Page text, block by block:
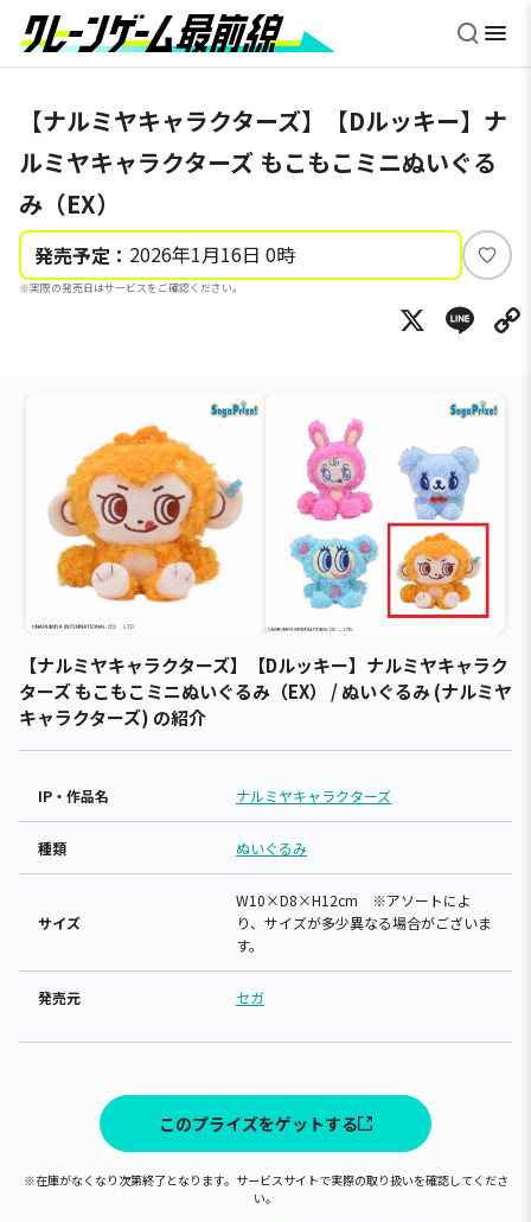
【ナルミヤキャラクターズ】【Dルッキー】ナ
ルミヤキャラクターズ もこもこミニぬいぐる
み（EX）
発売予定： 2026年1月16日 0時
※実際の発売日はサービスをご確認ください。
い
ね
X
【ナルミヤキャラクターズ】【Dルッキー】ナルミヤキャラク
ターズ もこもこミニぬいぐるみ（EX） / ぬいぐるみ (ナルミヤ
キャラクターズ) の紹介
IP・作品名 ナルミヤキャラクターズ
種類 ぬいぐるみ
サイズ
W10×D8×H12cm ※アソートによ
り、サイズが多少異なる場合がございま
す。
発売元 セガ
このプライズをゲットする
※在庫がなくなり次第終了となります。サービスサイトで実際の取り扱いを確認してくださ
い。